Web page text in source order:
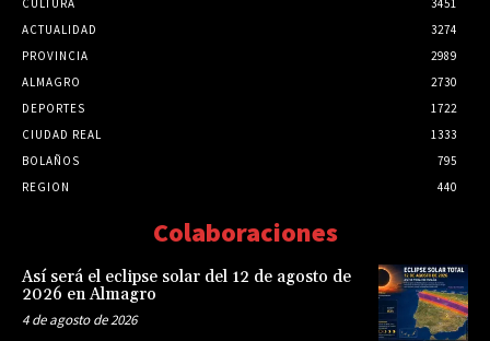
CULTURA
3451
ACTUALIDAD
3274
PROVINCIA
2989
ALMAGRO
2730
DEPORTES
1722
CIUDAD REAL
1333
BOLAÑOS
795
REGION
440
Colaboraciones
Así será el eclipse solar del 12 de agosto de
2026 en Almagro
4 de agosto de 2026